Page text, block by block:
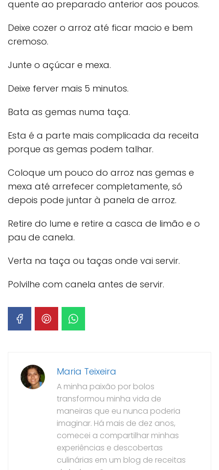
quente ao preparado anterior aos poucos.
Deixe cozer o arroz até ficar macio e bem
cremoso.
Junte o açúcar e mexa.
Deixe ferver mais 5 minutos.
Bata as gemas numa taça.
Esta é a parte mais complicada da receita
porque as gemas podem talhar.
Coloque um pouco do arroz nas gemas e
mexa até arrefecer completamente, só
depois pode juntar à panela de arroz.
Retire do lume e retire a casca de limão e o
pau de canela.
Verta na taça ou taças onde vai servir.
Polvilhe com canela antes de servir.
Maria Teixeira
A minha paixão por bolos
transformou minha vida de
maneiras que eu nunca poderia
imaginar. Há mais de dez anos,
comecei a compartilhar minhas
experiências e descobertas
culinárias em um blog de receitas